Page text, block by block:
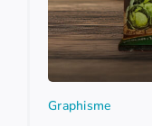
Graphisme